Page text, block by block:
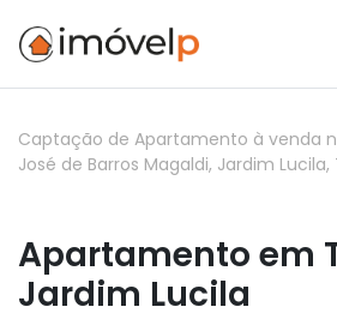
Captação de Apartamento à venda
José de Barros Magaldi, Jardim Lucila,
Apartamento em
Jardim Lucila